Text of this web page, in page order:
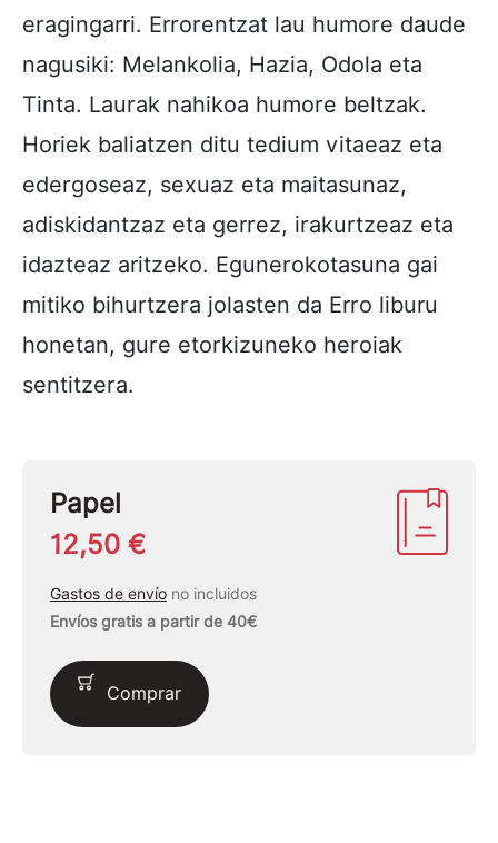
eragingarri. Errorentzat lau humore daude
nagusiki: Melankolia, Hazia, Odola eta
Tinta. Laurak nahikoa humore beltzak.
Horiek baliatzen ditu tedium vitaeaz eta
edergoseaz, sexuaz eta maitasunaz,
adiskidantzaz eta gerrez, irakurtzeaz eta
idazteaz aritzeko. Egunerokotasuna gai
mitiko bihurtzera jolasten da Erro liburu
honetan, gure etorkizuneko heroiak
sentitzera.
Papel
12,50 €
Gastos de envío no incluidos
Envíos gratis a partir de 40€
Comprar